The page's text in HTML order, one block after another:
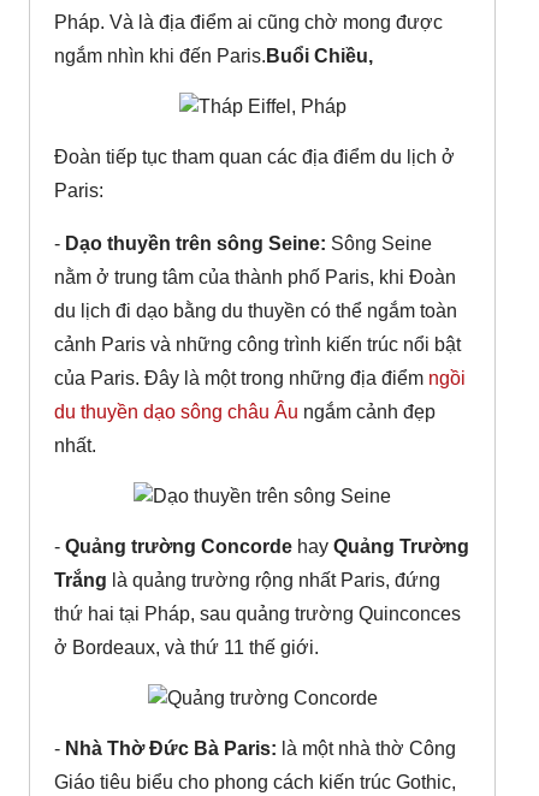
Pháp. Và là địa điểm ai cũng chờ mong được
ngắm nhìn khi đến Paris. Buổi Chiều,
Đoàn tiếp tục tham quan các địa điểm du lịch ở
Paris:
- Dạo thuyền trên sông Seine: Sông Seine
nằm ở trung tâm của thành phố Paris, khi Đoàn
du lịch đi dạo bằng du thuyền có thể ngắm toàn
cảnh Paris và những công trình kiến trúc nổi bật
của Paris. Đây là một trong những địa điểm ngồi
du thuyền dạo sông châu Âu ngắm cảnh đẹp
nhất.
- Quảng trường Concorde hay Quảng Trường
Trắng là quảng trường rộng nhất Paris, đứng
thứ hai tại Pháp, sau quảng trường Quinconces
ở Bordeaux, và thứ 11 thế giới.
- Nhà Thờ Đức Bà Paris: là một nhà thờ Công
Giáo tiêu biểu cho phong cách kiến trúc Gothic,